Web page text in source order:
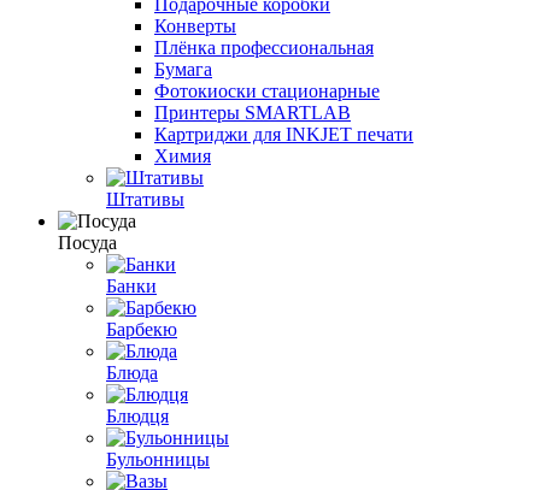
Подарочные коробки
Конверты
Плёнка профессиональная
Бумага
Фотокиоски стационарные
Принтеры SMARTLAB
Картриджи для INKJET печати
Химия
Штативы
Посуда
Банки
Барбекю
Блюда
Блюдця
Бульонницы